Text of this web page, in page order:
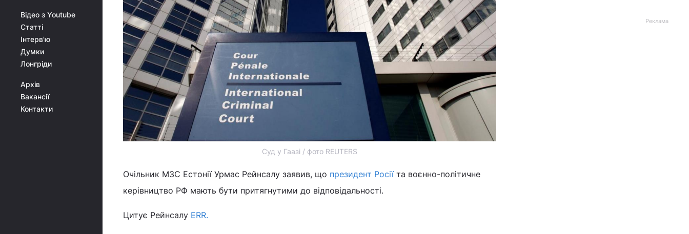
Відео з Youtube
Статті
Інтерв'ю
Думки
Лонгріди
Архів
Вакансії
Контакти
Суд у Гаазі / фото REUTERS
Очільник МЗС Естонії Урмас Рейнсалу заявив, що президент Росіїта воєнно-політичне
керівництво РФ мають бути притягнутими до відповідальності.
Цитує Рейнсалу ERR.
Реклама